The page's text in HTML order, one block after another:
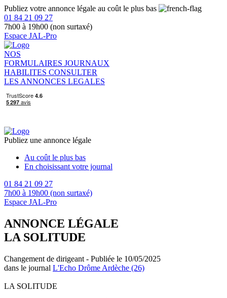
Publiez votre annonce légale au coût le plus bas
01 84 21 09 27
7h00 à 19h00 (non surtaxé)
Espace JAL-Pro
NOS
FORMULAIRES JOURNAUX
HABILITES CONSULTER
LES ANNONCES LEGALES
Publiez une annonce légale
Au coût le plus bas
En choisissant votre journal
01 84 21 09 27
7h00 à 19h00 (non surtaxé)
Espace JAL-Pro
ANNONCE LÉGALE
LA SOLITUDE
Changement de dirigeant - Publiée le 10/05/2025
dans le journal L'Echo Drôme Ardèche (26)
LA SOLITUDE